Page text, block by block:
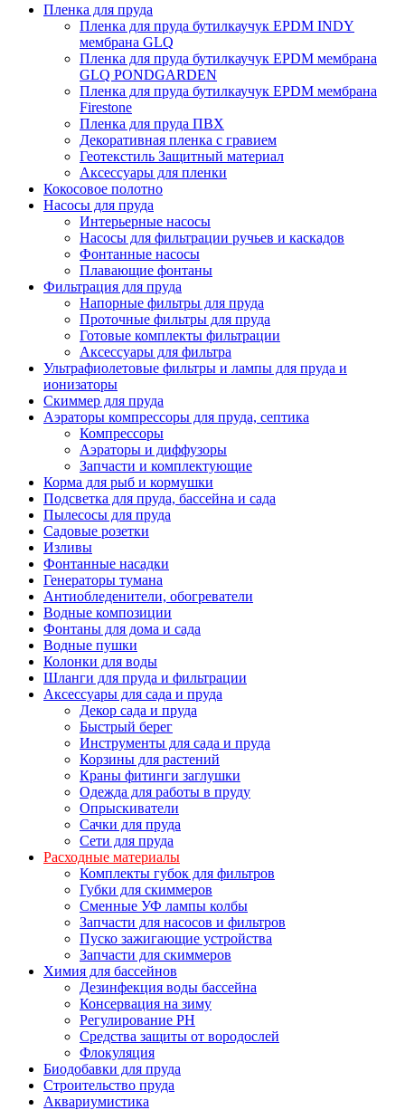
Пленка для пруда
Пленка для пруда бутилкаучук EPDM INDY
мембрана GLQ
Пленка для пруда бутилкаучук EPDM мембрана
GLQ PONDGARDEN
Пленка для пруда бутилкаучук EPDM мембрана
Firestone
Пленка для пруда ПВХ
Декоративная пленка с гравием
Геотекстиль Защитный материал
Аксессуары для пленки
Кокосовое полотно
Насосы для пруда
Интерьерные насосы
Насосы для фильтрации ручьев и каскадов
Фонтанные насосы
Плавающие фонтаны
Фильтрация для пруда
Напорные фильтры для пруда
Проточные фильтры для пруда
Готовые комплекты фильтрации
Аксессуары для фильтра
Ультрафиолетовые фильтры и лампы для пруда и
ионизаторы
Скиммер для пруда
Аэраторы компрессоры для пруда, септика
Компрессоры
Аэраторы и диффузоры
Запчасти и комплектующие
Корма для рыб и кормушки
Подсветка для пруда, бассейна и сада
Пылесосы для пруда
Садовые розетки
Изливы
Фонтанные насадки
Генераторы тумана
Антиобледенители, обогреватели
Водные композиции
Фонтаны для дома и сада
Водные пушки
Колонки для воды
Шланги для пруда и фильтрации
Аксессуары для сада и пруда
Декор сада и пруда
Быстрый берег
Инструменты для сада и пруда
Корзины для растений
Краны фитинги заглушки
Одежда для работы в пруду
Опрыскиватели
Сачки для пруда
Сети для пруда
Расходные материалы
Комплекты губок для фильтров
Губки для скиммеров
Сменные УФ лампы колбы
Запчасти для насосов и фильтров
Пуско зажигающие устройства
Запчасти для скиммеров
Химия для бассейнов
Дезинфекция воды бассейна
Консервация на зиму
Регулирование PH
Средства защиты от вородослей
Флокуляция
Биодобавки для пруда
Строительство пруда
Аквариумистика